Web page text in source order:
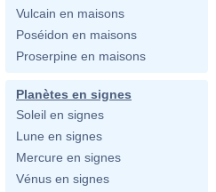
Vulcain en maisons
Poséidon en maisons
Proserpine en maisons
Planètes en signes
Soleil en signes
Lune en signes
Mercure en signes
Vénus en signes